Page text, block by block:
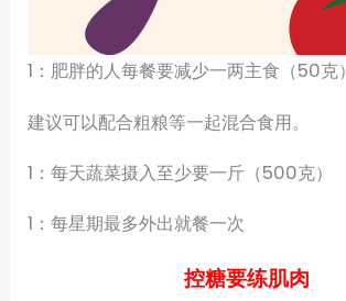
1：肥胖的人每餐要减少一两主食（50克）
建议可以配合粗粮等一起混合食用。
1：每天蔬菜摄入至少要一斤（500克）
1：每星期最多外出就餐一次
控糖要练肌肉